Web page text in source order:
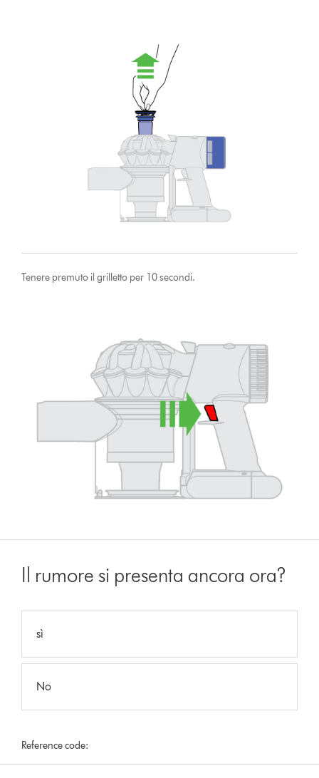
Tenere premuto il grilletto per 10 secondi.
Il rumore si presenta ancora ora?
sì
No
Reference code: